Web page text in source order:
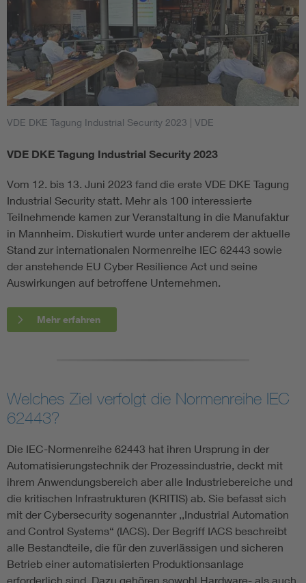
VDE DKE Tagung Industrial Security 2023 | VDE
VDE DKE Tagung Industrial Security 2023
Vom 12. bis 13. Juni 2023 fand die erste VDE DKE Tagung
Industrial Security statt. Mehr als 100 interessierte
Teilnehmende kamen zur Veranstaltung in die Manufaktur
in Mannheim. Diskutiert wurde unter anderem der aktuelle
Stand zur internationalen Normenreihe IEC 62443 sowie
der anstehende EU Cyber Resilience Act und seine
Auswirkungen auf betroffene Unternehmen.
Mehr erfahren
Welches Ziel verfolgt die Normenreihe IEC
62443?
Die IEC-Normenreihe 62443 hat ihren Ursprung in der
Automatisierungstechnik der Prozessindustrie, deckt mit
ihrem Anwendungsbereich aber alle Industriebereiche und
die kritischen Infrastrukturen (KRITIS) ab. Sie befasst sich
mit der Cybersecurity sogenannter ,,Industrial Automation
and Control Systems“ (IACS). Der Begriff IACS beschreibt
alle Bestandteile, die für den zuverlässigen und sicheren
Betrieb einer automatisierten Produktionsanlage
erforderlich sind. Dazu gehören sowohl Hardware- als auch